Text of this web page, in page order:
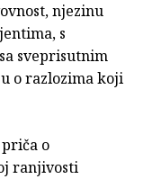
njezinu
s
sveprisutnim
o razlozima koji
o
ranjivosti